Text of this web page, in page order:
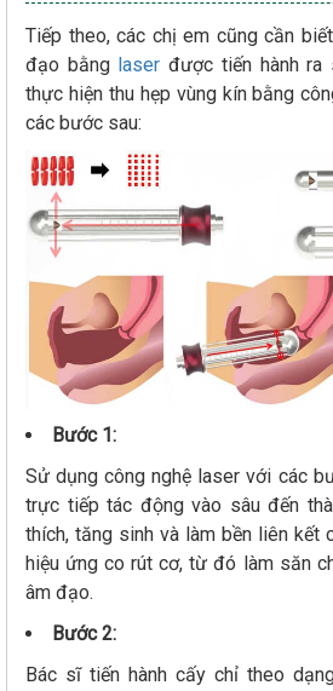
Tiếp theo, các chị em cũng cần
đạo bằng laser được tiến hành ra
thực hiện thu hẹp vùng kín bằng
các bước sau:
Bước 1:
Sử dụng công nghệ laser với các
trực tiếp tác động vào sâu đến
thích, tăng sinh và làm bền liên kết
hiệu ứng co rút cơ, từ đó làm săn
âm đạo.
Bước 2:
Bác sĩ tiến hành cấy chỉ theo